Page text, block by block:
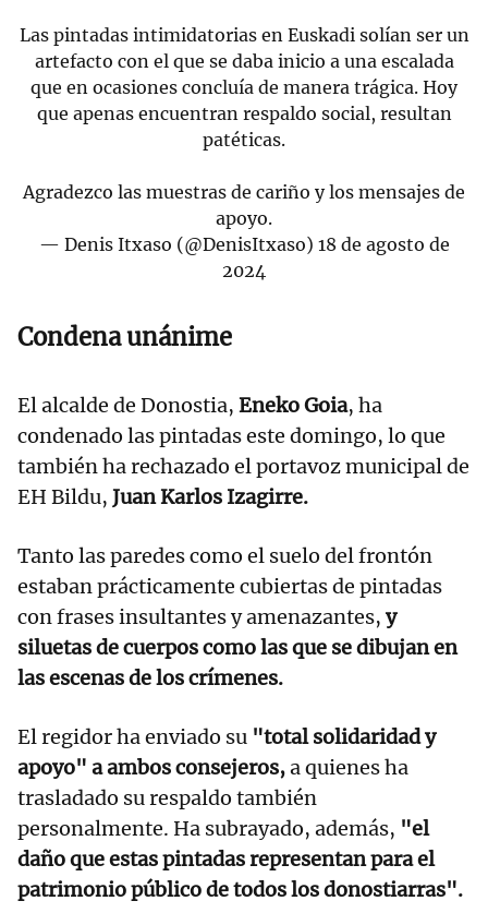
Las pintadas intimidatorias en Euskadi solían ser un
artefacto con el que se daba inicio a una escalada
que en ocasiones concluía de manera trágica. Hoy
que apenas encuentran respaldo social, resultan
patéticas.
Agradezco las muestras de cariño y los mensajes de
apoyo.
— Denis Itxaso (@DenisItxaso) 18 de agosto de
2024
Condena unánime
El alcalde de Donostia, Eneko Goia, ha
condenado las pintadas este domingo, lo que
también ha rechazado el portavoz municipal de
EH Bildu, Juan Karlos Izagirre.
Tanto las paredes como el suelo del frontón
estaban prácticamente cubiertas de pintadas
con frases insultantes y amenazantes, y
siluetas de cuerpos como las que se dibujan en
las escenas de los crímenes.
El regidor ha enviado su "total solidaridad y
apoyo" a ambos consejeros,a quienes ha
trasladado su respaldo también
personalmente. Ha subrayado, además, "el
daño que estas pintadas representan para el
patrimonio público de todos los donostiarras".